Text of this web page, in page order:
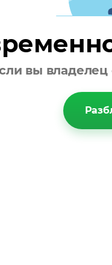
вы владелец